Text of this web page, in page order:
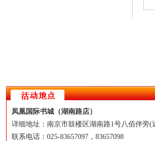
凤凰国际书城（湖南路店）
详细地址：南京市鼓楼区湖南路1号八佰伴旁(
联系电话：025-83657097，83657098